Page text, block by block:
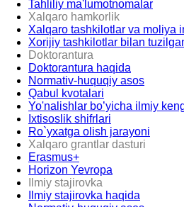
Tahliliy ma'lumotnomalar
Xalqaro hamkorlik
Xalqaro tashkilotlar va moliya
Xorijiy tashkilotlar bilan
Doktorantura
Doktorantura haqida
Normativ-huquqiy asos
Qabul kvotalari
Yo'nalishlar bo’yicha ilmiy
Ixtisoslik shifrlari
Ro`yxatga olish jarayoni
Xalqaro grantlar dasturi
Erasmus+
Horizon Yevropa
Ilmiy stajirovka
Ilmiy stajirovka haqida